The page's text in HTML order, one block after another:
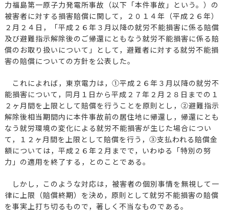
力福島第一原子力発電所事故（以下「本件事故」という。）の
被害者に対する損害賠償に関して，２０１４年（平成２６年）
２月２４日，「平成２６年３月以降の就労不能損害に係る賠償
及び避難指示解除後のご帰還にともなう就労不能損害に係る賠
償のお取り扱いについて」として，避難者に対する就労不能損
害の賠償についての方針を公表した。
これによれば，東京電力は，①平成２６年３月以降の就労不
能損害について，同月１日から平成２７年２月２８日までの１
２ヶ月間を上限として賠償を行うことを原則とし，②避難指示
解除後相当期間内に本件事故前の居住地に帰還し，帰還にとも
なう就労環境の変化による就労不能損害が生じた場合につい
て，１２ヶ月間を上限として賠償を行う，③支払われる賠償金
額については，平成２６年２月までで，いわゆる「特別の努
力」の適用を終了する，とのことである。
しかし，このような対応は，被害者の個別事情を無視して一
律に上限（賠償終期）を決め，原則として就労不能損害の賠償
を事実上打ち切るもので，著しく不当なものである。